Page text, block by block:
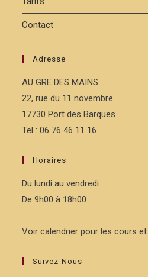
Contact
Adresse
AU GRE DES MAINS
22, rue du 11 novembre
17730 Port des Barques
Tel : 06 76 46 11 16
Horaires
Du lundi au vendredi
De 9h00 à 18h00
Voir calendrier pour les cours
Suivez-Nous